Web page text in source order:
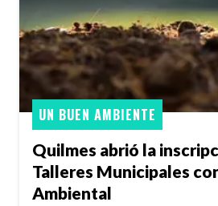
Quilmes abrió la
Talleres Municipales
Ambiental
UN BUEN AMBIENTE